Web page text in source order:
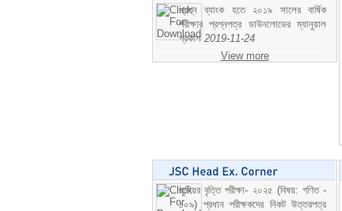
প্রশ্ন ব্যাংক হতে ২০১৯ সালের বার্ষিক
পরীক্ষার প্রশ্নপত্র ডাউনলোডের ম্যানুয়াল
প্রকাশ 2019-11-24
View more
জুনিয়র বৃত্তি পরীক্ষা- ২০২৫ (বিষয়: গণিত -
১০৯) প্রধান পরীক্ষকদের নিকট উত্তরপত্র